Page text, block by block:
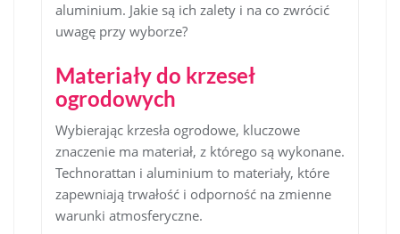
aluminium. Jakie są ich zalety i na co zwrócić
uwagę przy wyborze?
Materiały do krzeseł
ogrodowych
Wybierając krzesła ogrodowe, kluczowe
znaczenie ma materiał, z którego są wykonane.
Technorattan i aluminium to materiały, które
zapewniają trwałość i odporność na zmienne
warunki atmosferyczne.